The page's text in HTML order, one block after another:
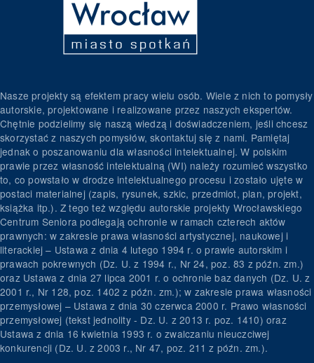
Nasze projekty są efektem pracy wielu osób. Wiele z nich to pomysły
autorskie, projektowane i realizowane przez naszych ekspertów.
Chętnie podzielimy się naszą wiedzą i doświadczeniem, jeśli chcesz
skorzystać z naszych pomysłów, skontaktuj się z nami. Pamiętaj
jednak o poszanowaniu dla własności intelektualnej. W polskim
prawie przez własność intelektualną (WI) należy rozumieć wszystko
to, co powstało w drodze intelektualnego procesu i zostało ujęte w
postaci materialnej (zapis, rysunek, szkic, przedmiot, plan, projekt,
książka itp.). Z tego też względu autorskie projekty Wrocławskiego
Centrum Seniora podlegają ochronie w ramach czterech aktów
prawnych: w zakresie prawa własności artystycznej, naukowej i
literackiej – Ustawa z dnia 4 lutego 1994 r. o prawie autorskim i
prawach pokrewnych (Dz. U. z 1994 r., Nr 24, poz. 83 z późn. zm.)
oraz Ustawa z dnia 27 lipca 2001 r. o ochronie baz danych (Dz. U. z
2001 r., Nr 128, poz. 1402 z późn. zm.); w zakresie prawa własności
przemysłowej – Ustawa z dnia 30 czerwca 2000 r. Prawo własności
przemysłowej (tekst jednolity - Dz. U. z 2013 r. poz. 1410) oraz
Ustawa z dnia 16 kwietnia 1993 r. o zwalczaniu nieuczciwej
konkurencji (Dz. U. z 2003 r., Nr 47, poz. 211 z późn. zm.).